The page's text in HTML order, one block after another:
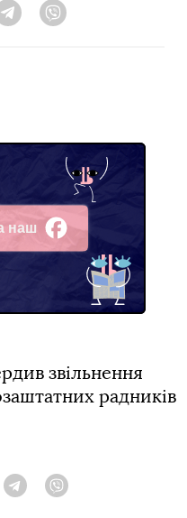
Telegram
наш
звільнення
радників
TelegramViber